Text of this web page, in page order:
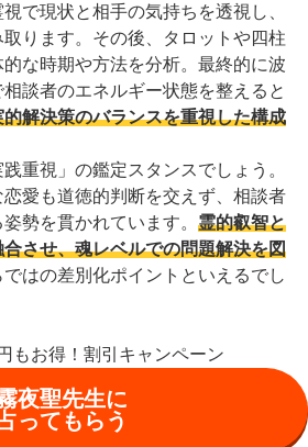
で現状と相手の気持ちを透視し、
ります。その後、タロットや四柱
な時期や方法を分析。最終的に波
談者のエネルギー状態を整えると
解決策のバランスを重視した構成
重視」の鑑定スタンスでしょう。
愛も道徳的判断を交えず、相談者
勢を貫かれています。 霊的叡智と
させ、魂レベルでの問題解決を図
はの差別化ポイントといえるでし
もお得！割引キャンペーン
夜聖先生に
ってもらう